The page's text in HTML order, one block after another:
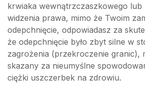
krwiaka wewnątrzczaszkowego lub
widzenia prawa, mimo że Twoim
odepchnięcie, odpowiadasz za
że odepchnięcie było zbyt silne w
zagrożenia (przekroczenie granic),
skazany za nieumyślne
ciężki uszczerbek na zdrowiu.